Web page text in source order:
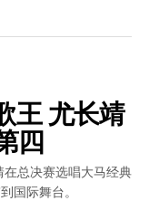
王 尤长靖
四
总决赛选唱大马经典
国际舞台。